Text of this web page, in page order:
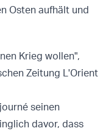
Osten aufhält und
Krieg wollen",
Zeitung L'Orient
seinen
davor, dass